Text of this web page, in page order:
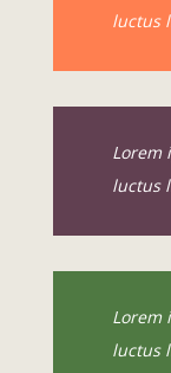
luctus
Lorem
luctus
Lorem
luctus